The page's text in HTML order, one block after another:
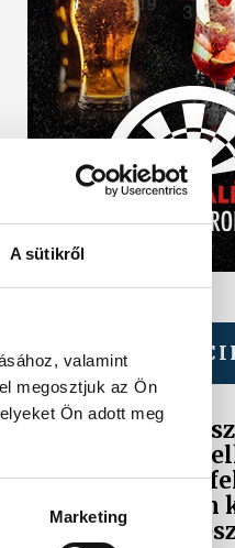
A sütikről
valamint
megosztjuk az Ön
Ön adott meg
Marketing
TOVÁBBI
A magyar
világzene
előadói lépnek
augusztus 13-án
Malomvölgy